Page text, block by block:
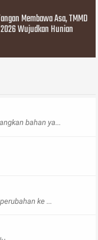
Membawa Asa, TMMD
Wujudkan Hunian
bahan ya...
ke ...